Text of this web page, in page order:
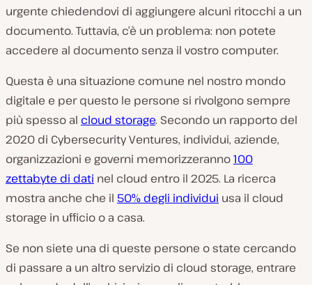
urgente chiedendovi di aggiungere alcuni ritocchi a un
documento. Tuttavia, c’è un problema: non potete
accedere al documento senza il vostro computer.
Questa è una situazione comune nel nostro mondo
digitale e per questo le persone si rivolgono sempre
più spesso al cloud storage. Secondo un rapporto del
2020 di Cybersecurity Ventures, individui, aziende,
organizzazioni e governi memorizzeranno100
zettabyte di dati nel cloud entro il 2025. La ricerca
mostra anche che il 50% degli individui usa il cloud
storage in ufficio o a casa.
Se non siete una di queste persone o state cercando
di passare a un altro servizio di cloud storage, entrare